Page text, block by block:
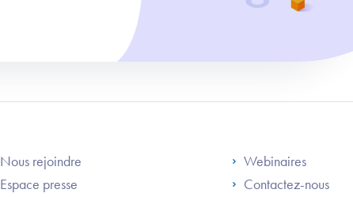
Left ANS
Nous rejoindre
Espace presse
Footer
Webinaires
Contactez-nous